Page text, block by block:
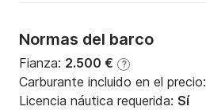
Normas del barco
Fianza: 2.500 € ?
Carburante incluido en el precio:
Licencia náutica requerida: Sí